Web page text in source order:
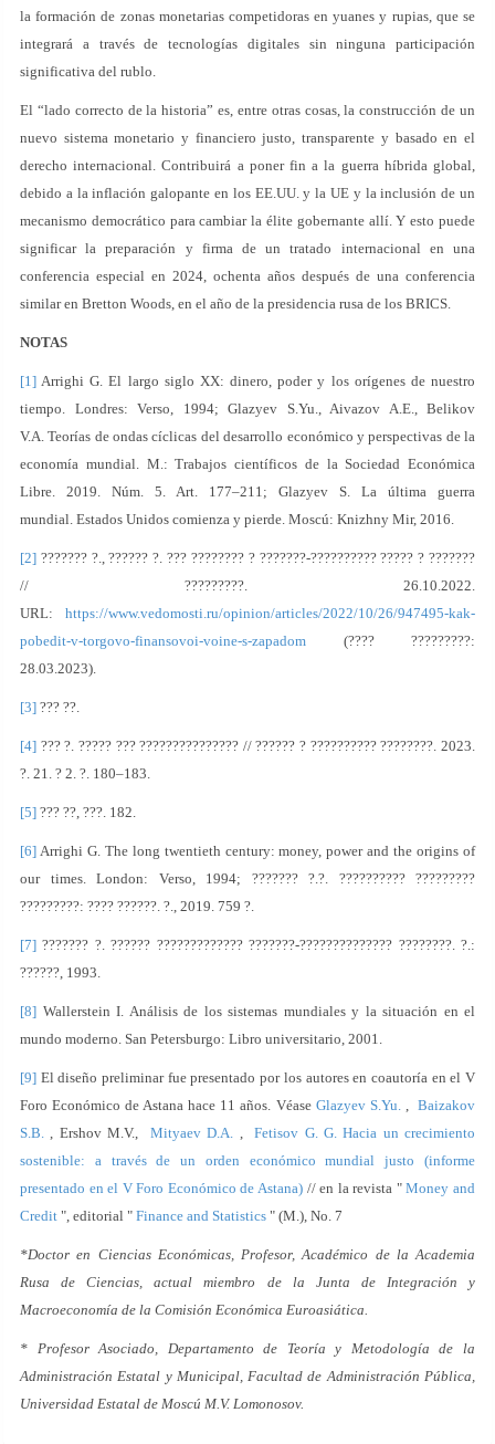
la formación de zonas monetarias competidoras en yuanes y rupias, que se
integrará a través de tecnologías digitales sin ninguna participación
significativa del rublo.
El “lado correcto de la historia” es, entre otras cosas, la construcción de un
nuevo sistema monetario y financiero justo, transparente y basado en el
derecho internacional. Contribuirá a poner fin a la guerra híbrida global,
debido a la inflación galopante en los EE.UU. y la UE y la inclusión de un
mecanismo democrático para cambiar la élite gobernante allí. Y esto puede
significar la preparación y firma de un tratado internacional en una
conferencia especial en 2024, ochenta años después de una conferencia
similar en Bretton Woods, en el año de la presidencia rusa de los BRICS.
NOTAS
[1] Arrighi G. El largo siglo XX: dinero, poder y los orígenes de nuestro
tiempo. Londres: Verso, 1994; Glazyev S.Yu., Aivazov A.E., Belikov
V.A. Teorías de ondas cíclicas del desarrollo económico y perspectivas de la
economía mundial. M.: Trabajos científicos de la Sociedad Económica
Libre. 2019. Núm. 5. Art. 177–211; Glazyev S. La última guerra
mundial. Estados Unidos comienza y pierde. Moscú: Knizhny Mir, 2016.
[2] ??????? ?., ?????? ?. ??? ???????? ? ???????-?????????? ????? ? ???????
// ?????????. 26.10.2022.
URL: https://www.vedomosti.ru/opinion/articles/2022/10/26/947495-kak-
pobedit-v-torgovo-finansovoi-voine-s-zapadom (???? ?????????:
28.03.2023).
[3] ??? ??.
[4] ??? ?. ????? ??? ??????????????? // ?????? ? ?????????? ????????. 2023.
?. 21. ? 2. ?. 180–183.
[5] ??? ??, ???. 182.
[6] Arrighi G. The long twentieth century: money, power and the origins of
our times. London: Verso, 1994; ??????? ?.?. ?????????? ?????????
?????????: ???? ??????. ?., 2019. 759 ?.
[7] ??????? ?. ?????? ????????????? ???????-?????????????? ????????. ?.:
??????, 1993.
[8] Wallerstein I. Análisis de los sistemas mundiales y la situación en el
mundo moderno. San Petersburgo: Libro universitario, 2001.
[9] El diseño preliminar fue presentado por los autores en coautoría en el V
Foro Económico de Astana hace 11 años. Véase Glazyev S.Yu. ,Baizakov
S.B., Ershov M.V., Mityaev D.A. ,Fetisov G. G.Hacia un crecimiento
sostenible: a través de un orden económico mundial justo (informe
presentado en el V Foro Económico de Astana) // en la revista "Money and
Credit ", editorial " Finance and Statistics " (M.), No. 7
*Doctor en Ciencias Económicas, Profesor, Académico de la Academia
Rusa de Ciencias, actual miembro de la Junta de Integración y
Macroeconomía de la Comisión Económica Euroasiática.
* Profesor Asociado, Departamento de Teoría y Metodología de la
Administración Estatal y Municipal, Facultad de Administración Pública,
Universidad Estatal de Moscú M.V. Lomonosov.